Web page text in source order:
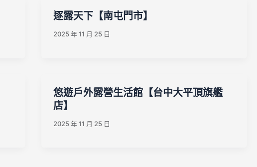
逐露天下【南屯門市】
2025 年 11 月 25 日
悠遊戶外露營生活館【台中大平頂旗艦
店】
2025 年 11 月 25 日